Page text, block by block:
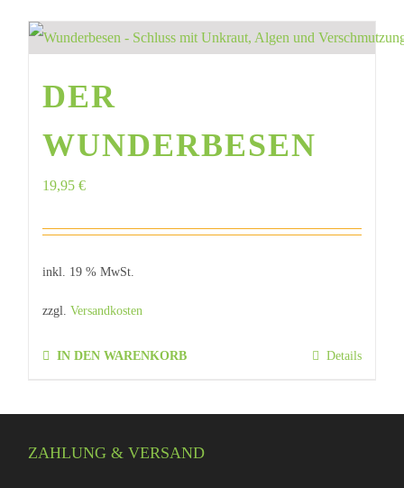
DER
WUNDERBESEN
19,95€
inkl. 19 % MwSt.
zzgl.Versandkosten
IN DEN WARENKORB Details
ZAHLUNG & VERSAND